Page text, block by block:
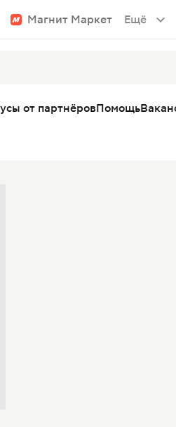
Магнит Маркет Ещё
от партнёровПомощь